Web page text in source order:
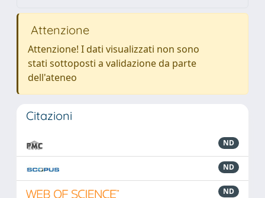
Attenzione
Attenzione! I dati visualizzati non sono
stati sottoposti a validazione da parte
dell'ateneo
Citazioni
ND
ND
ND